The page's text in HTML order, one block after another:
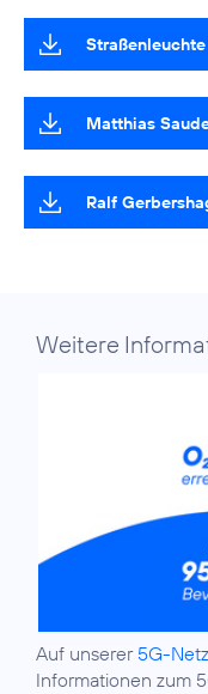
Matthias
Ralf
Weitere
Auf unserer 5G-
Informationen zum